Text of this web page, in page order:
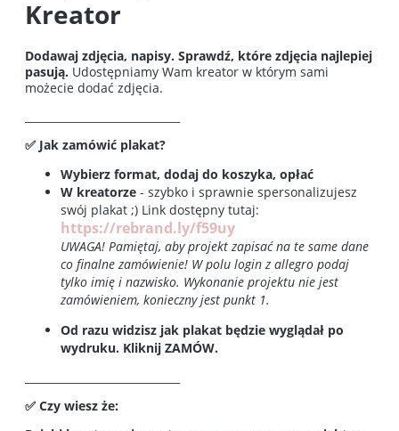
Kreator
Dodawaj zdjęcia, napisy. Sprawdź, które zdjęcia najlepiej
pasują. Udostępniamy Wam kreator w którym sami
możecie dodać zdjęcia.
✅ Jak zamówić plakat?
Wybierz format, dodaj do koszyka, opłać
W kreatorze - szybko i sprawnie spersonalizujesz
swój plakat ;) Link dostępny tutaj:
https://rebrand.ly/f59uy
UWAGA! Pamiętaj, aby projekt zapisać na te same dane
co finalne zamówienie! W polu login z allegro podaj
tylko imię i nazwisko. Wykonanie projektu nie jest
zamówieniem, konieczny jest punkt 1.
Od razu widzisz jak plakat będzie wyglądał po
wydruku. Kliknij ZAMÓW.
✅ Czy wiesz że: